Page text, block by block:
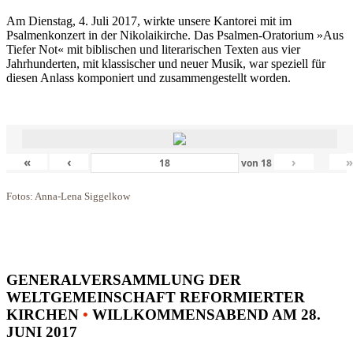
Am Dienstag, 4. Juli 2017, wirkte unsere Kantorei mit im
Psalmenkonzert in der Nikolaikirche. Das Psalmen-Oratorium »Aus
Tiefer Not« mit biblischen und literarischen Texten aus vier
Jahrhunderten, mit klassischer und neuer Musik, war speziell für
diesen Anlass komponiert und zusammengestellt worden.
« ‹ von 18 › »
Fotos: Anna-Lena Siggelkow
GENERALVERSAMMLUNG DER
WELTGEMEINSCHAFT REFORMIERTER
KIRCHEN • WILLKOMMENSABEND AM 28.
JUNI 2017